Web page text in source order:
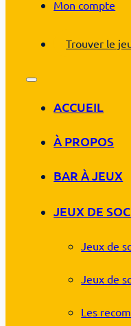
Mon compte
Trouver le
ACCUEIL
À PROPOS
BAR À JEUX
JEUX DE
Jeux de
Jeux de
Les